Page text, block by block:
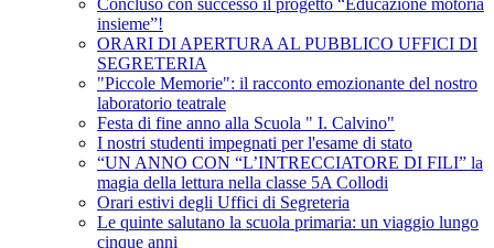
Concluso con successo il progetto “Educazione motoria
insieme”!
ORARI DI APERTURA AL PUBBLICO UFFICI DI
SEGRETERIA
"Piccole Memorie": il racconto emozionante del nostro
laboratorio teatrale
Festa di fine anno alla Scuola " I. Calvino"
I nostri studenti impegnati per l'esame di stato
“UN ANNO CON “L’INTRECCIATORE DI FILI” la
magia della lettura nella classe 5A Collodi
Orari estivi degli Uffici di Segreteria
Le quinte salutano la scuola primaria: un viaggio lungo
cinque anni